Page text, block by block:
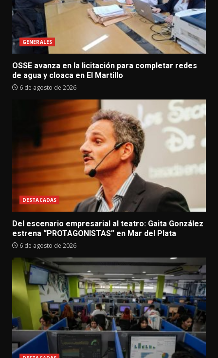
GENERALES
OSSE avanza en la licitación para completar redes
de agua y cloaca en El Martillo
6 de agosto de 2026
DESTACADAS
Del escenario empresarial al teatro: Gaita González
estrena “PROTAGONISTAS” en Mar del Plata
6 de agosto de 2026